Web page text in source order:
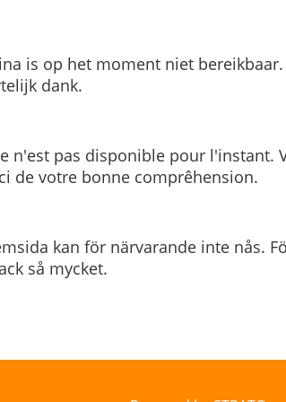
is op het moment niet
dank.
n'est pas disponible pour l'instant.
de votre bonne comprêhension.
kan för närvarande inte nås.
så mycket.